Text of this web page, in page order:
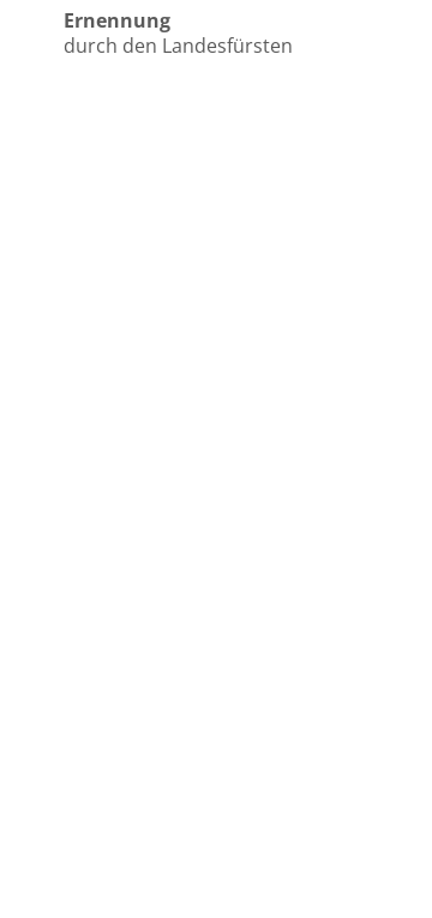
Er­nen­nung
durch den Lan­des­fürs­ten